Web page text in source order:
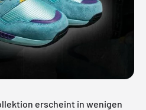
erscheint in wenigen